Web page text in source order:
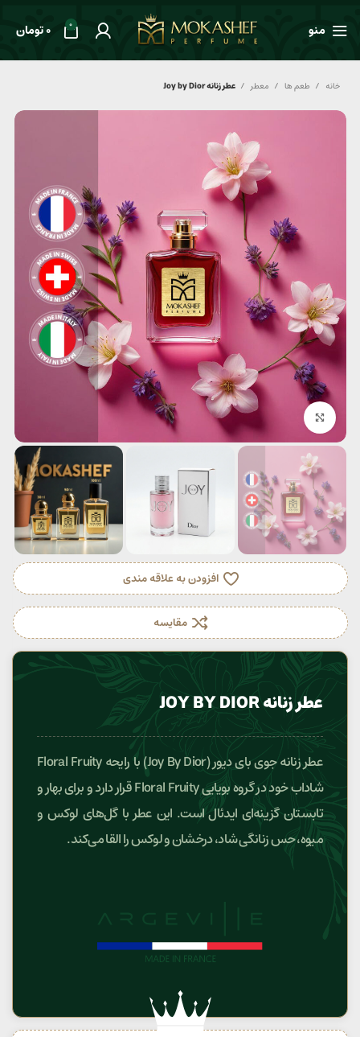
منو 0
0تومان
خانه طعم ها معطر عطر زنانه Joy by Dior
بزرگنمایی تصویر
افزودن به علاقه مندی
مقایسه
عطر زنانه JOY BY DIOR
عطر زنانه جوی بای دیور (Joy By Dior) با رایحه Floral Fruity
شاداب خود در گروه بویایی Floral Fruity قرار دارد و برای بهار و
تابستان گزینه‌ای ایدئال است. این عطر با گل‌های لوکس و
میوه، حس زنانگی شاد، درخشان و لوکس را القا می‌کند.